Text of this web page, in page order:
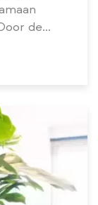
de
kun je
mooie